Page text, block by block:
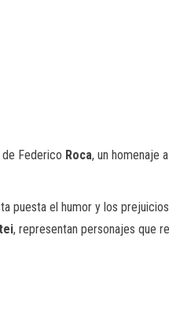
de Federico Roca, un homenaje
puesta el humor y los
, representan personajes que